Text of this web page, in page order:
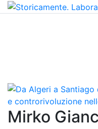
Mirko